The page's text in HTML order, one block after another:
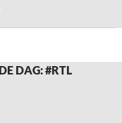
DAG: #RTL